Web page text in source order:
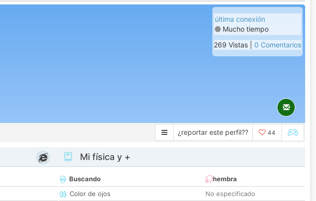
última conexión
Mucho tiempo
269 Vistas | 0 Comentarios
¿reportar este perfil?? 44
Mi física y +
Buscando
hembra
Color de ojos
No especificado